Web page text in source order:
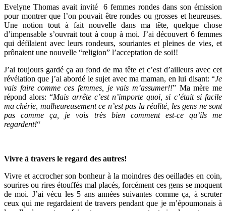
Evelyne Thomas avait invité 6 femmes rondes dans son émission
pour montrer que l’on pouvait être rondes ou grosses et heureuses.
Une notion tout à fait nouvelle dans ma tête, quelque chose
d’impensable s’ouvrait tout à coup à moi. J’ai découvert 6 femmes
qui défilaient avec leurs rondeurs, souriantes et pleines de vies, et
prônaient une nouvelle “religion” l’acceptation de soi!!
J’ai toujours gardé ça au fond de ma tête et c’est d’ailleurs avec cet
révélation que j’ai abordé le sujet avec ma maman, en lui disant: “Je
vais faire comme ces femmes, je vais m’assumer!!” Ma mère me
répond alors: “Mais arrête c’est n’importe quoi, si c’était si facile
ma chérie, malheureusement ce n’est pas la réalité, les gens ne sont
pas comme ça, je vois très bien comment est-ce qu’ils me
regardent!“
Vivre à travers le regard des autres!
Vivre et accrocher son bonheur à la moindres des oeillades en coin,
sourires ou rires étouffés mal placés, forcément ces gens se moquent
de moi. J’ai vécu les 5 ans années suivantes comme ça, à scruter
ceux qui me regardaient de travers pendant que je m’époumonais à